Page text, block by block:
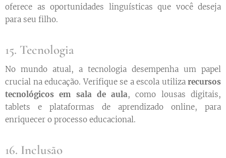
oferece as oportunidades linguísticas que você deseja
para seu filho.
15. Tecnologia
No mundo atual, a tecnologia desempenha um papel
crucial na educação. Verifique se a escola utiliza recursos
tecnológicos em sala de aula, como lousas digitais,
tablets e plataformas de aprendizado online, para
enriquecer o processo educacional.
16. Inclusão